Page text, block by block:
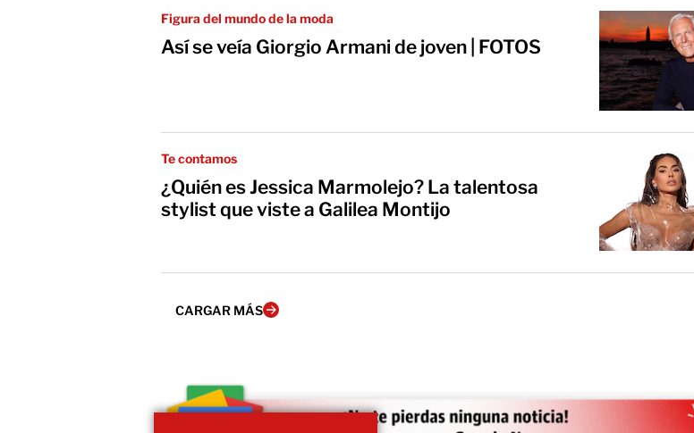
Figura del mundo de la moda
Así se veía Giorgio Armani de joven | FOTOS
Te contamos
¿Quién es Jessica Marmolejo? La talentosa
stylist que viste a Galilea Montijo
CARGAR MÁS